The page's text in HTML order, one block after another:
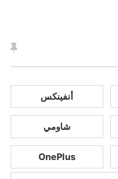
أنفينكس
شاومي
OnePlus